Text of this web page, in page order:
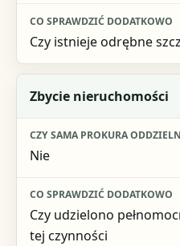
Czy istnieje odrębne
Zbycie nieruchomości
Nie
Czy udzielono
tej czynności